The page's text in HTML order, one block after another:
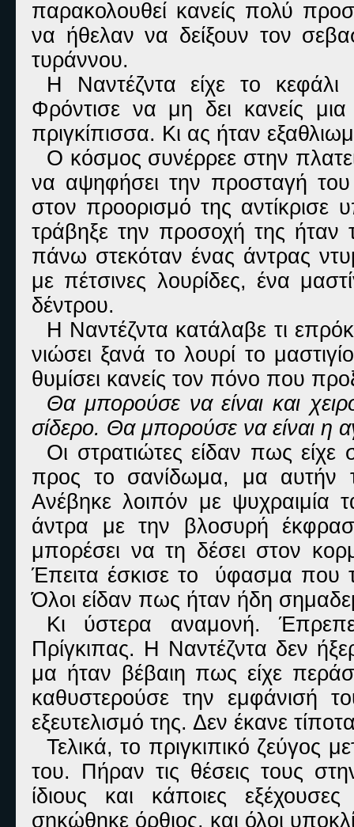
παρακολουθεί κανείς πολύ
να ήθελαν να δείξουν τον
τυράννου.
Η Ναντέζντα είχε το
Φρόντισε να μη δει κανείς
πριγκίπισσα. Κι ας ήταν
Ο κόσμος συνέρρεε στην
να αψηφήσει την προσταγή
στον προορισμό της
τράβηξε την προσοχή της ήταν
πάνω στεκόταν ένας άντρας
με πέτσινες λουρίδες, ένα
δέντρου.
Η Ναντέζντα κατάλαβε τι
νιώσει ξανά το λουρί το
θυμίσει κανείς τον πόνο που
Θα μπορούσε να είναι και
σίδερο. Θα μπορούσε να είναι η
Οι στρατιώτες είδαν πως
προς το σανίδωμα, μα αυτήν
Ανέβηκε λοιπόν με ψυχραιμία
άντρα με την βλοσυρή
μπορέσει να τη δέσει στον
Έπειτα έσκισε το ύφασμα που
Όλοι είδαν πως ήταν ήδη
Κι ύστερα αναμονή.
Πρίγκιπας. Η Ναντέζντα δεν
μα ήταν βέβαιη πως είχε
καθυστερούσε την εμφάνισή
εξευτελισμό της. Δεν έκανε
Τελικά, το πριγκιπικό ζεύγος
του. Πήραν τις θέσεις τους
ίδιους και κάποιες
σηκώθηκε όρθιος, και όλοι